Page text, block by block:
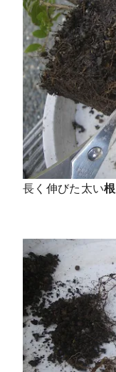
長く伸びた太い根